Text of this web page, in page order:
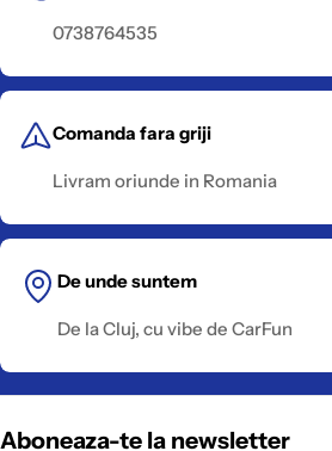
0738764535
Comanda fara griji
Livram oriunde in Romania
De unde suntem
De la Cluj, cu vibe de CarFun
Aboneaza-te la newsletter